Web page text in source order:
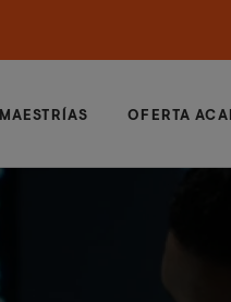
MAESTRÍAS OFERTA